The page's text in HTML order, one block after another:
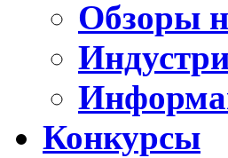
Обзоры
Конкурсы